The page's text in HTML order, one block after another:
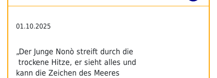
01.10.2025
„Der Junge Nonò streift durch die
trockene Hitze, er sieht alles und
kann die Zeichen des Meeres